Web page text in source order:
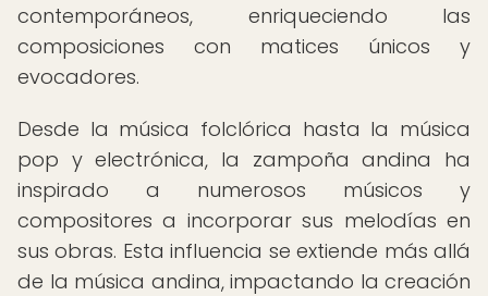
contemporáneos, enriqueciendo las
composiciones con matices únicos y
evocadores.
Desde la música folclórica hasta la música
pop y electrónica, la zampoña andina ha
inspirado a numerosos músicos y
compositores a incorporar sus melodías en
sus obras. Esta influencia se extiende más allá
de la música andina, impactando la creación